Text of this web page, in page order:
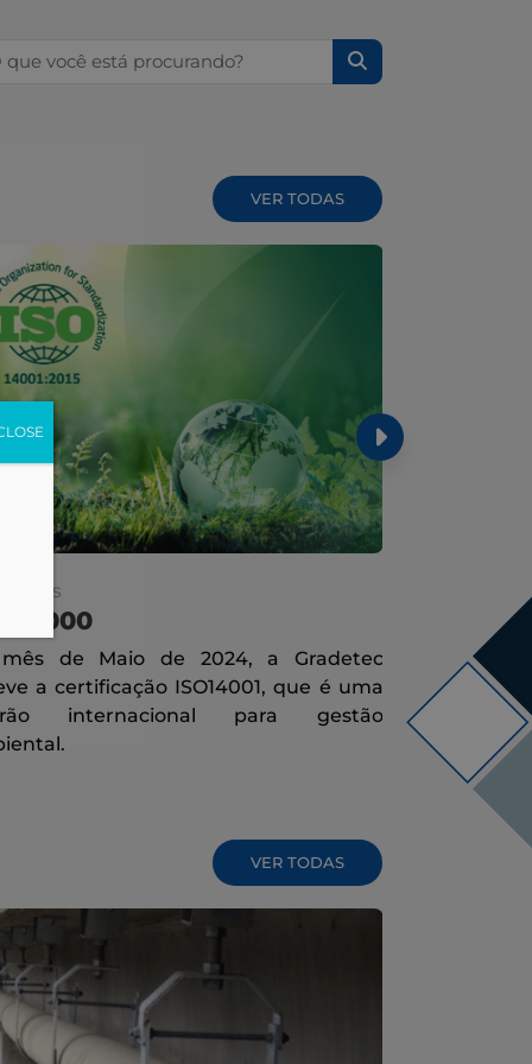
por:
VER TODAS
14000
de Maio de 2024, a Gradetec
a certificação ISO14001, que é uma
internacional para gestão
FEIMEC
A FEIMEC
e
e a
VER TODAS